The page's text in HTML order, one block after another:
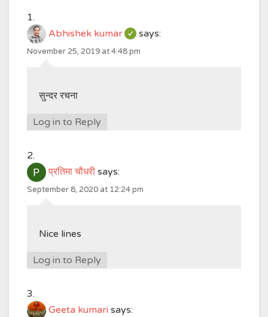
Abhishek kumar says:
November 25, 2019 at 4:48 pm
सुन्दर रचना
Log in to Reply
प्रतिमा चौधरी says:
September 8, 2020 at 12:24 pm
Nice lines
Log in to Reply
Geeta kumari says: